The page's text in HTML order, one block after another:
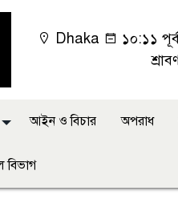
Dhaka
১০:১১
আইন ও বিচার অপরাধ
বিভাগ